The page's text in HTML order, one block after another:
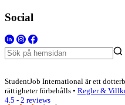
Social
StudentJob International är ett
rättigheter förbehålls • Regler &
4.5 - 2 reviews